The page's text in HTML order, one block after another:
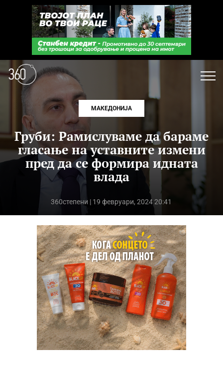
МАКЕДОНИЈА
Груби: Рамислуваме да бараме
гласање на уставните измени
пред да се формира идната
влада
360степени | 19 февруари, 2024 20:41